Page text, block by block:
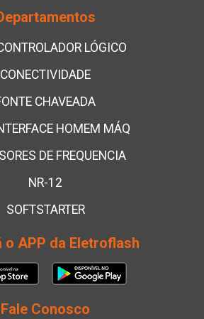
LÓGICO
CONECTIVIDADE
CHAVEADA
HOMEM MÁQ
DE FREQUENCIA
NR-12
SOFTSTARTER
o APP da Eletroflash
Fale Conosco